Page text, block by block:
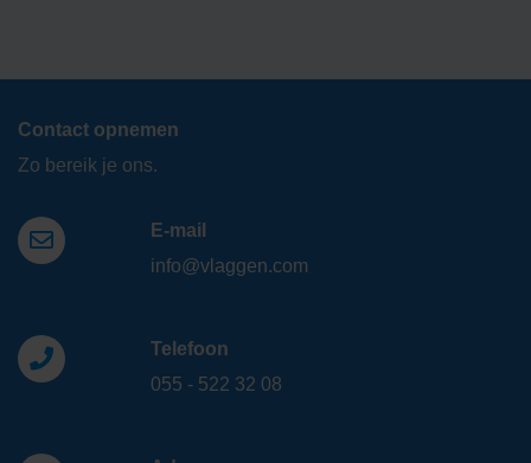
Contact opnemen
Zo bereik je ons.
E-mail
info@vlaggen.com
Telefoon
055 - 522 32 08